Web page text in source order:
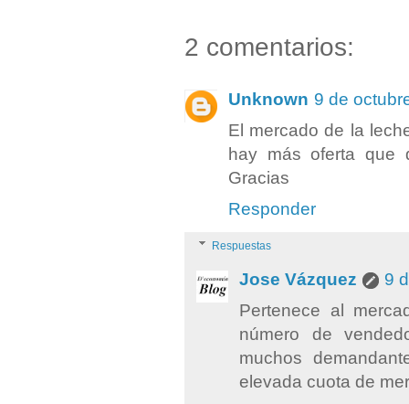
2 comentarios:
Unknown 9 de
El mercado de la
hay más oferta que
Gracias
Responder
Respuestas
Jose Vázquez
9
Pertenece al
número de
muchos
elevada cuota de